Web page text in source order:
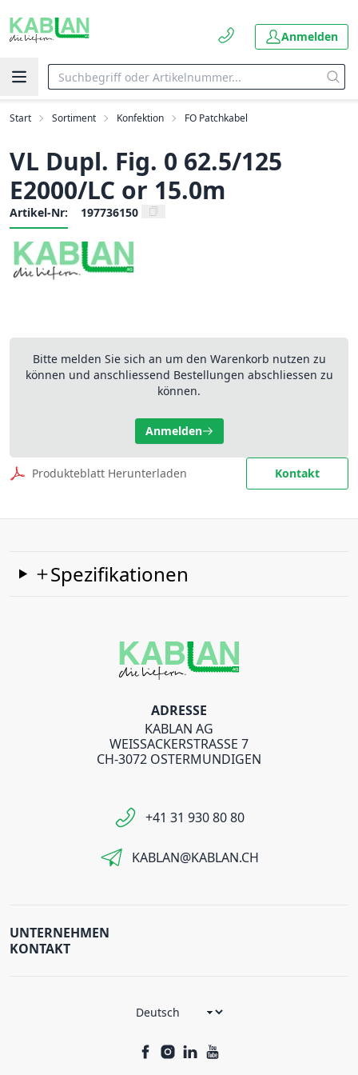
Anmelden
Start Sortiment Konfektion FO Patchkabel
VL Dupl. Fig. 0 62.5/125
E2000/LC or 15.0m
Artikel-Nr: 197736150
Bitte melden Sie sich an um den Warenkorb nutzen zu
können und anschliessend Bestellungen abschliessen zu
können.
Anmelden
Produkteblatt Herunterladen Kontakt
Spezifikationen
ADRESSE
KABLAN AG
WEISSACKERSTRASSE 7
CH-3072 OSTERMUNDIGEN
+41 31 930 80 80
KABLAN@KABLAN.CH
UNTERNEHMEN
KONTAKT